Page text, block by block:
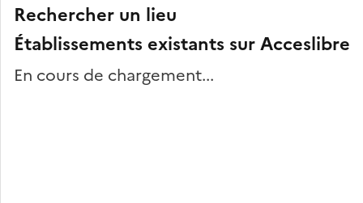
Rechercher un lieu
Établissements existants sur Acceslibre
En cours de chargement...